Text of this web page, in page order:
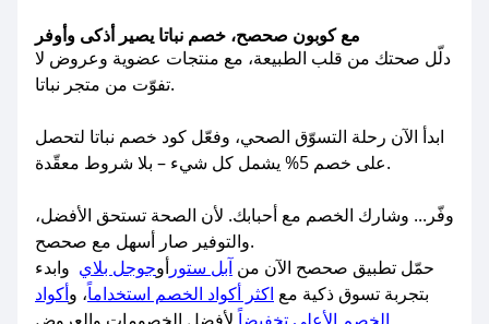
دلّل صحتك من قلب الطبيعة، مع منتجات عضوية وعروض لا
تفوّت من متجر نباتا.
ابدأ الآن رحلة التسوّق الصحي، وفعّل كود خصم نباتا لتحصل
على خصم 5% يشمل كل شيء – بلا شروط معقّدة.
وفّر... وشارك الخصم مع أحبابك. لأن الصحة تستحق الأفضل،
والتوفير صار أسهل مع صحصح.
حمّل تطبيق صحصح الآن من آبل ستور أوجوجل بلاي وابدء
بتجربة تسوق ذكية مع اكثر أكواد الخصم استخداماً، وأكواد